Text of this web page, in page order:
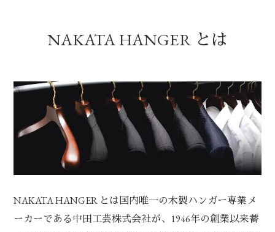
NAKATA HANGER とは
NAKATA HANGER とは国内唯一の木製ハンガー専業メ
ーカーである中田工芸株式会社が、1946年の創業以来蓄